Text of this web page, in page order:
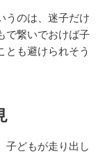
うのは、迷子だけ
で繋いでおけば子
とも避けられそう
子どもが走り出し